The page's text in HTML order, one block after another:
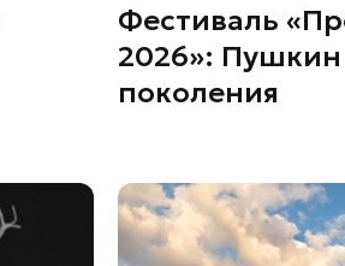
Фестиваль
2026»:
поколения